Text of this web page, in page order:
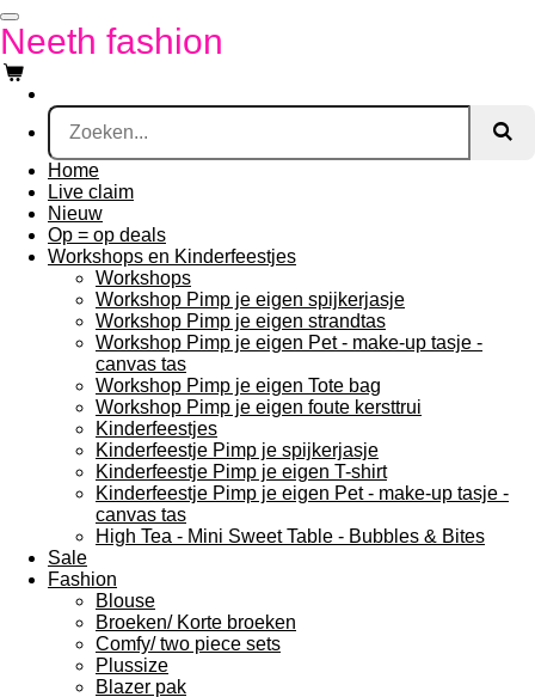
Ga
direct
naar
de
hoofdinhoud
Neeth fashion
Home
Live claim
Nieuw
Op = op deals
Workshops en Kinderfeestjes
Workshops
Workshop Pimp je eigen spijkerjasje
Workshop Pimp je eigen strandtas
Workshop Pimp je eigen Pet - make-up tasje -
canvas tas
Workshop Pimp je eigen Tote bag
Workshop Pimp je eigen foute kersttrui
Kinderfeestjes
Kinderfeestje Pimp je spijkerjasje
Kinderfeestje Pimp je eigen T-shirt
Kinderfeestje Pimp je eigen Pet - make-up tasje -
canvas tas
High Tea - Mini Sweet Table - Bubbles & Bites
Sale
Fashion
Blouse
Broeken/ Korte broeken
Comfy/ two piece sets
Plussize
Blazer pak